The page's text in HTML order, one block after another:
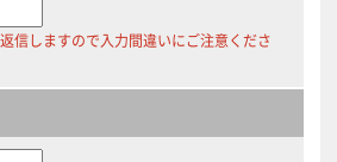
信しますので入力間違いにご注意くださ